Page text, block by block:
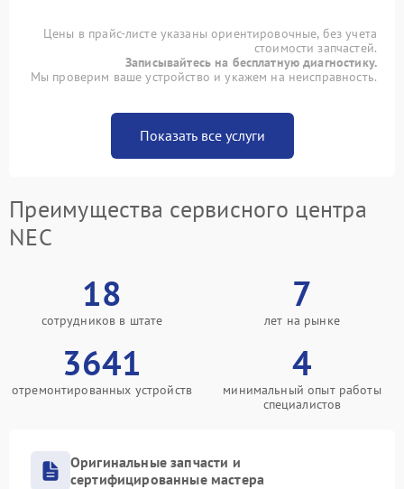
Цены в прайс-листе указаны ориентировочные, без учета
стоимости запчастей.
Записывайтесь на бесплатную диагностику.
Мы проверим ваше устройство и укажем на неисправность.
Показать все услуги
Преимущества сервисного центра
NEC
18
сотрудников в штате
7
лет на рынке
3641
отремонтированных устройств
4
минимальный опыт работы
специалистов
Оригинальные запчасти и
сертифицированные мастера